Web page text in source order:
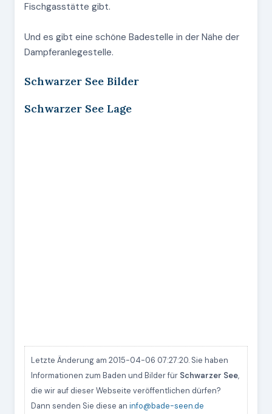
Fischgasstätte gibt.
Und es gibt eine schöne Badestelle in der Nähe der
Dampferanlegestelle.
Schwarzer See Bilder
Schwarzer See Lage
Letzte Änderung am 2015-04-06 07:27:20. Sie haben
Informationen zum Baden und Bilder für Schwarzer See,
die wir auf dieser Webseite veröffentlichen dürfen?
Dann senden Sie diese an info@bade-seen.de